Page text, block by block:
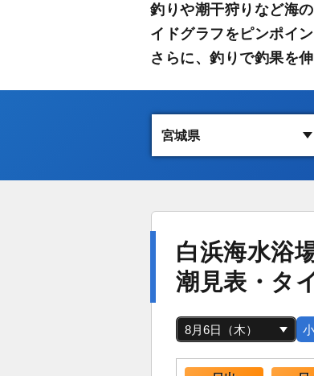
釣りや潮干狩りなど海
イドグラフをピンポイ
さらに、釣りで釣果を
白浜海水浴
潮見表・タ